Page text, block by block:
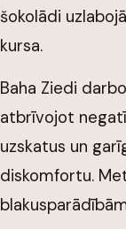
šokolādi
kursa.
Baha Ziedi
atbrīvojot
uzskatus un
diskomfortu.